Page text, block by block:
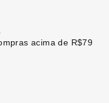
acima de R$79